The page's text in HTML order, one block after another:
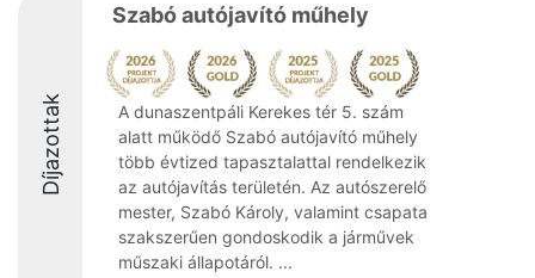
Díjazottak
Szabó autójavító műhely
A dunaszentpáli Kerekes tér 5. szám
alatt működő Szabó autójavító műhely
több évtized tapasztalattal rendelkezik
az autójavítás területén. Az autószerelő
mester, Szabó Károly, valamint csapata
szakszerűen gondoskodik a járművek
műszaki állapotáról. ...